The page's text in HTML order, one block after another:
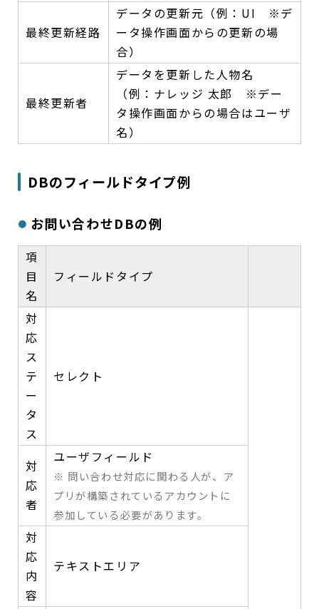
最終更新経路
データの更新元（例：UI ※デ
ータ操作画面からの更新の場
合）
最終更新者
データを更新した人物名
（例：ナレッジ 太郎 ※デー
タ操作画面からの場合はユーザ
名）
DBのフィールドタイプ例
お問い合わせDBの例
項
目
名
フィールドタイプ
対
応
ス
テ
ー
タ
ス
セレクト
対
応
者
ユーザフィールド
※ 問い合わせ対応に関わる人が、ア
プリが構築されているアカウントに
参加している必要があります。
対
応
内
容
テキストエリア